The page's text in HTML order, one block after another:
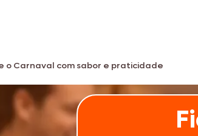
o Carnaval com sabor e praticidade